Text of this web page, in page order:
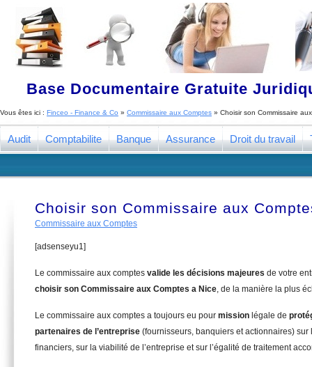
Base Documentaire Gratuite
Vous êtes ici : Finceo - Finance & Co » Commissaire aux Comptes » Choisir son Commissaire
Audit Comptabilite Banque Assurance Droit du travail
Choisir son Commissaire aux
Commissaire aux Comptes
[adsenseyu1]
Le commissaire aux comptes valide les décisions majeures de votre
choisir son Commissaire aux Comptes a Nice, de la manière la plus
Le commissaire aux comptes a toujours eu pour mission légale de
partenaires de l’entreprise (fournisseurs, banquiers et actionnaires) sur
financiers, sur la viabilité de l’entreprise et sur l’égalité de traitement